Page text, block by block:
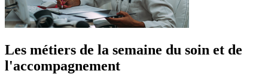
Les métiers de la semaine du soin et de
l'accompagnement